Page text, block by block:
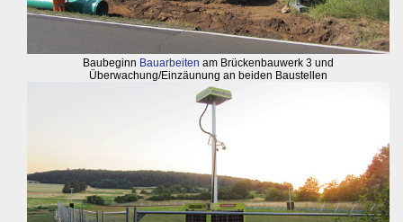
Baubeginn Bauarbeiten am Brückenbauwerk 3 und
Überwachung/Einzäunung an beiden Baustellen